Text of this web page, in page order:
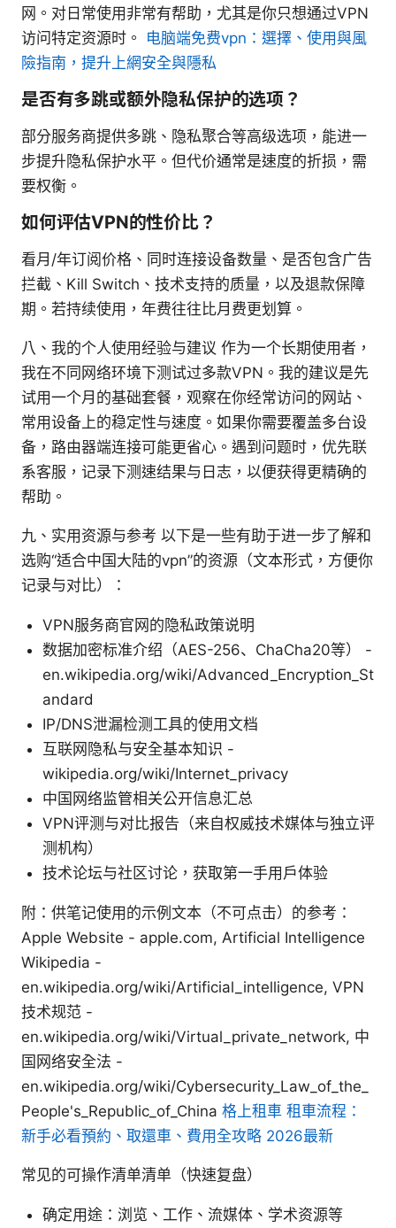
网。对日常使用非常有帮助，尤其是你只想通过VPN
访问特定资源时。 电脑端免费vpn：選擇、使用與風
險指南，提升上網安全與隱私
是否有多跳或额外隐私保护的选项？
部分服务商提供多跳、隐私聚合等高级选项，能进一
步提升隐私保护水平。但代价通常是速度的折损，需
要权衡。
如何评估VPN的性价比？
看月/年订阅价格、同时连接设备数量、是否包含广告
拦截、Kill Switch、技术支持的质量，以及退款保障
期。若持续使用，年费往往比月费更划算。
八、我的个人使用经验与建议 作为一个长期使用者，
我在不同网络环境下测试过多款VPN。我的建议是先
试用一个月的基础套餐，观察在你经常访问的网站、
常用设备上的稳定性与速度。如果你需要覆盖多台设
备，路由器端连接可能更省心。遇到问题时，优先联
系客服，记录下测速结果与日志，以便获得更精确的
帮助。
九、实用资源与参考 以下是一些有助于进一步了解和
选购“适合中国大陆的vpn”的资源（文本形式，方便你
记录与对比）：
VPN服务商官网的隐私政策说明
数据加密标准介绍（AES-256、ChaCha20等） -
en.wikipedia.org/wiki/Advanced_Encryption_St
andard
IP/DNS泄漏检测工具的使用文档
互联网隐私与安全基本知识 -
wikipedia.org/wiki/Internet_privacy
中国网络监管相关公开信息汇总
VPN评测与对比报告（来自权威技术媒体与独立评
测机构）
技术论坛与社区讨论，获取第一手用户体验
附：供笔记使用的示例文本（不可点击）的参考：
Apple Website - apple.com, Artificial Intelligence
Wikipedia -
en.wikipedia.org/wiki/Artificial_intelligence, VPN
技术规范 -
en.wikipedia.org/wiki/Virtual_private_network, 中
国网络安全法 -
en.wikipedia.org/wiki/Cybersecurity_Law_of_the_
People's_Republic_of_China 格上租車 租車流程：
新手必看預約、取還車、費用全攻略 2026最新
常见的可操作清单清单（快速复盘）
确定用途：浏览、工作、流媒体、学术资源等